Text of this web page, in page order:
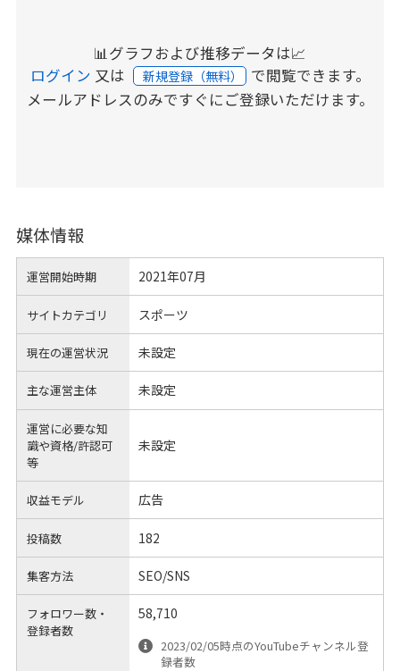
📊グラフおよび推移データは📈
ログイン 又は 新規登録（無料） で閲覧できます。
メールアドレスのみですぐにご登録いただけます。
媒体情報
運営開始時期 2021年07月
サイトカテゴリ スポーツ
現在の運営状況 未設定
主な運営主体 未設定
運営に必要な知
識や資格/許認可
等
未設定
収益モデル 広告
投稿数 182
集客方法 SEO/SNS
フォロワー数・
登録者数
58,710
2023/02/05時点のYouTubeチャンネル登
録者数